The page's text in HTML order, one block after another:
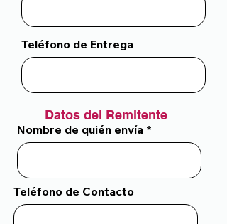
Teléfono de Entrega
Datos del Remitente
Nombre de quién envía
Teléfono de Contacto